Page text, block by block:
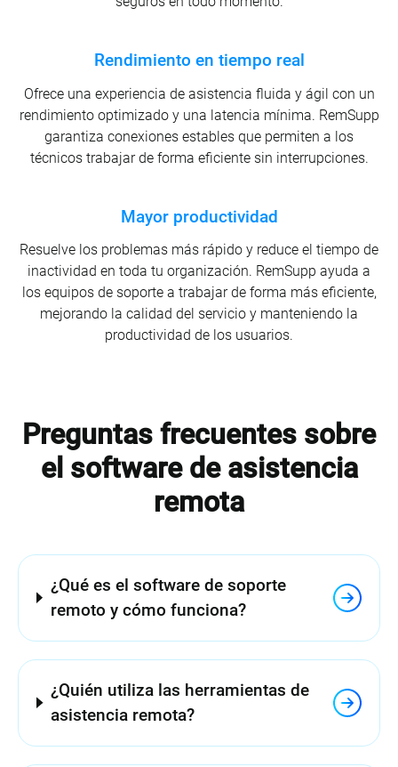
Rendimiento en tiempo real
Ofrece una experiencia de asistencia fluida y ágil con un
rendimiento optimizado y una latencia mínima. RemSupp
garantiza conexiones estables que permiten a los
técnicos trabajar de forma eficiente sin interrupciones.
Mayor productividad
Resuelve los problemas más rápido y reduce el tiempo de
inactividad en toda tu organización. RemSupp ayuda a
los equipos de soporte a trabajar de forma más eficiente,
mejorando la calidad del servicio y manteniendo la
productividad de los usuarios.
Preguntas frecuentes sobre
el software de asistencia
remota
¿Qué es el software de soporte
remoto y cómo funciona?
¿Quién utiliza las herramientas de
asistencia remota?